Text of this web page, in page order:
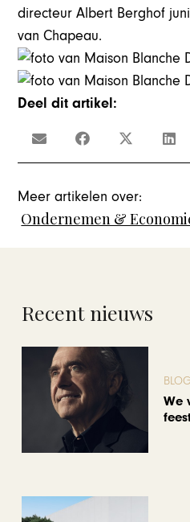
directeur Albert Berghof
van Chapeau.
Deel dit artikel:
Meer artikelen over:
Ondernemen &
Recent nieuws
We